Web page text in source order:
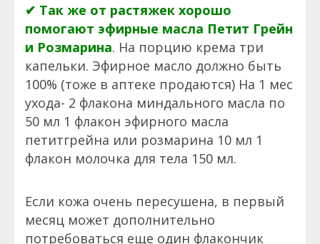
✔ Так же от растяжек хорошо
помогают эфирные масла Петит Грейн
и Розмарина. На порцию крема три
капельки. Эфирное масло должно быть
100% (тоже в аптеке продаются) На 1 мес
ухода- 2 флакона миндального масла по
50 мл 1 флакон эфирного масла
петитгрейна или розмарина 10 мл 1
флакон молочка для тела 150 мл.
Если кожа очень пересушена, в первый
месяц может дополнительно
потребоваться еще один флакончик